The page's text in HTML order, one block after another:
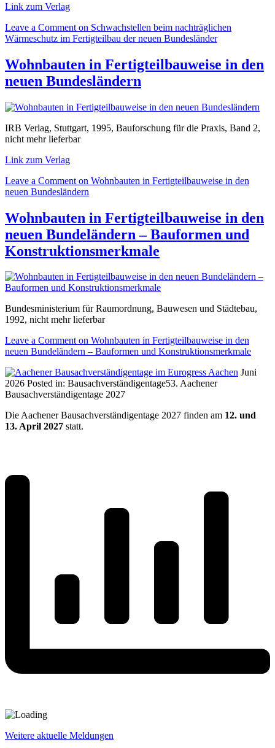
Link zum Verlag
Leave a Comment on Schwachstellen beim nachträglichen
Wärmeschutz im Fertigteilbau der neuen Bundesländer
Wohnbauten in Fertigteilbauweise in den
neuen Bundesländern
IRB Verlag, Stuttgart, 1995, Bauforschung für die Praxis, Band 2,
nicht mehr lieferbar
Link zum Verlag
Leave a Comment on Wohnbauten in Fertigteilbauweise in den
neuen Bundesländern
Wohnbauten in Fertigteilbauweise in den
neuen Bundeländern – Bauformen und
Konstruktionsmerkmale
Bundesministerium für Raumordnung, Bauwesen und Städtebau,
1992, nicht mehr lieferbar
Leave a Commenton Wohnbauten in Fertigteilbauweise in den
neuen Bundeländern – Bauformen und Konstruktionsmerkmale
Juni
2026 Posted in: Bausachverständigentage53. Aachener
Bausachverständigentage 2027
Die Aachener Bausachverständigentage 2027 finden am 12. und
13. April 2027 statt.
Weitere aktuelle Meldungen